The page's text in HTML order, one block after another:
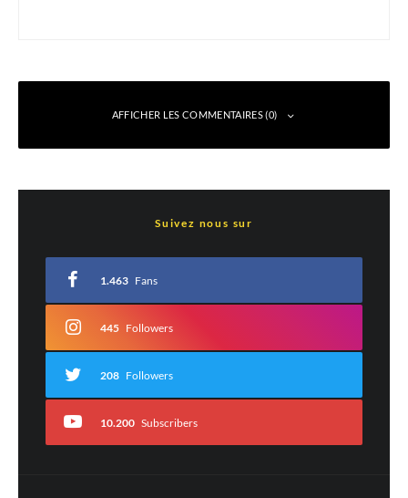
AFFICHER LES COMMENTAIRES (0)
*
Commentaire*
Suivez nous sur
1.463 Fans
445 Followers
208 Followers
10.200 Subscribers